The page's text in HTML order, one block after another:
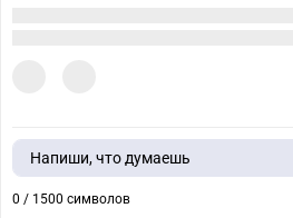
Напиши, что думаешь
0 / 1500 символов